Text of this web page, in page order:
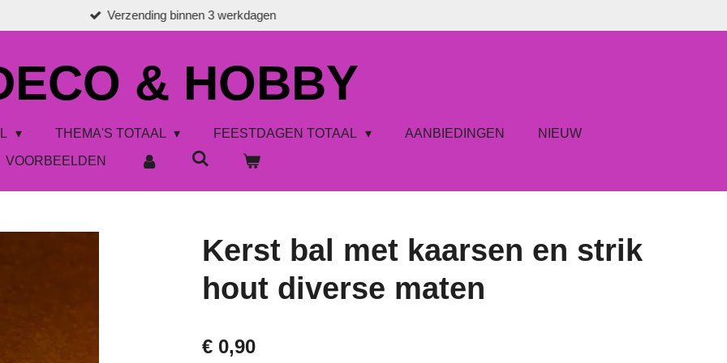
Verzending binnen 3 werkdagen
& HOBBY
THEMA'S TOTAAL FEESTDAGEN TOTAAL AANBIEDINGEN
NIEUW
VOORBEELDEN
Kerst bal met kaarsen en strik
hout diverse maten
€ 0,90